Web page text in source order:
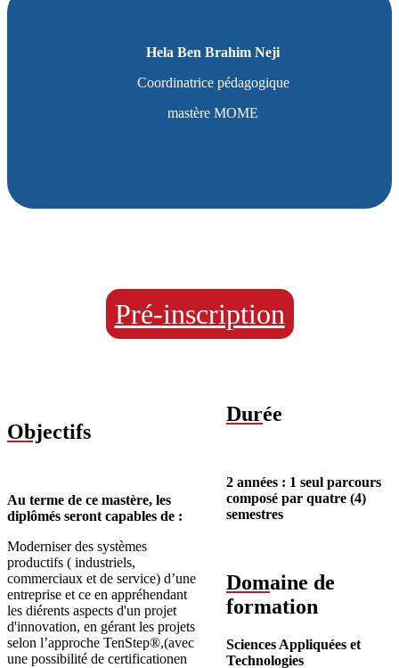
Hela Ben Brahim Neji
Coordinatrice pédagogique
mastère MOME
Pré-inscription
Objectifs
Au terme de ce mastère, les
diplômés seront capables de :
Moderniser des systèmes
productifs ( industriels,
commerciaux et de service) d’une
entreprise et ce en appréhendant
les diérents aspects d'un projet
d'innovation, en gérant les projets
selon l’approche TenStep®,(avec
une possibilité de certificationen
Durée
2 années : 1 seul parcours
composé par quatre (4)
semestres
Domaine de
formation
Sciences Appliquées et
Technologies